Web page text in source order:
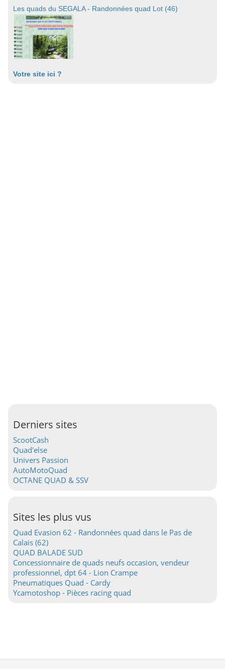
Les quads du SEGALA - Randonnées quad Lot (46)
Votre site ici ?
Derniers sites
ScootCash
Quad'else
Univers Passion
AutoMotoQuad
OCTANE QUAD & SSV
Sites les plus vus
Quad Evasion 62 - Randonnées quad dans le Pas de
Calais (62)
QUAD BALADE SUD
Concessionnaire de quads neufs occasion, vendeur
professionnel, dpt 64 - Lion Crampe
Pneumatiques Quad - Cardy
Ycamotoshop - Pièces racing quad